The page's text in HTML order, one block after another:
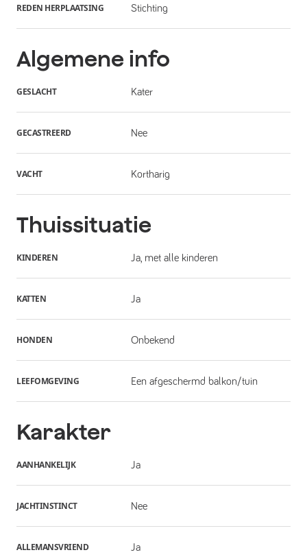
REDEN HERPLAATSING Stichting
Algemene info
GESLACHT Kater
GECASTREERD Nee
VACHT Kortharig
Thuissituatie
KINDEREN Ja, met alle kinderen
KATTEN Ja
HONDEN Onbekend
LEEFOMGEVING Een afgeschermd balkon/tuin
Karakter
AANHANKELIJK Ja
JACHTINSTINCT Nee
ALLEMANSVRIEND Ja